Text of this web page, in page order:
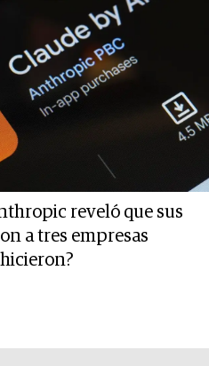
reveló que sus
a tres empresas